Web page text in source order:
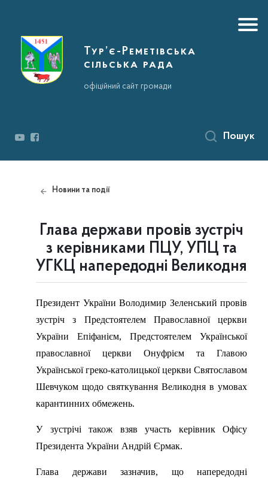
Тур’є-Реметівська
сільська рада
офіційний сайт громади
Пошук
Новини та події
Глава держави провів зустріч
з керівниками ПЦУ, УПЦ та
УГКЦ напередодні Великодня
Президент України Володимир Зеленський провів
зустріч з Предстоятелем Православної церкви
України Епіфанієм, Предстоятелем Української
православної церкви Онуфрієм та Главою
Української греко-католицької церкви Святославом
Шевчуком щодо святкування Великодня в умовах
карантинних обмежень.
У зустрічі також взяв участь керівник Офісу
Президента України Андрій Єрмак.
Глава держави зазначив, що напередодні